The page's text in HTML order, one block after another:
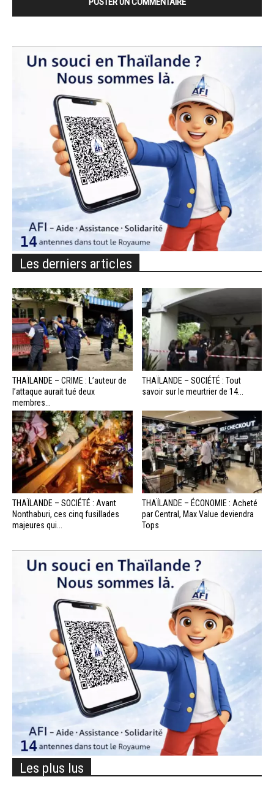
Les derniers articles
THAÏLANDE – CRIME : L’auteur de
l’attaque aurait tué deux
membres...
THAÏLANDE – SOCIÉTÉ : Tout
savoir sur le meurtrier de 14...
THAÏLANDE – SOCIÉTÉ : Avant
Nonthaburi, ces cinq fusillades
majeures qui...
THAÏLANDE – ÉCONOMIE : Acheté
par Central, Max Value deviendra
Tops
Les plus lus